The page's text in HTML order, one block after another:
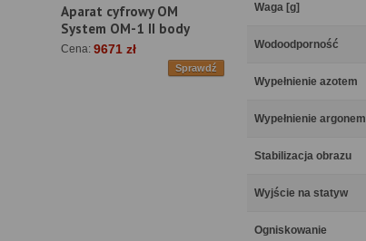
Aparat cyfrowy OM
System OM-1 II body
Cena: 9671 zł
Sprawdź
Waga [g]
Wodoodporność
Wypełnienie azotem
Wypełnienie argonem
Stabilizacja obrazu
Wyjście na statyw
Ogniskowanie